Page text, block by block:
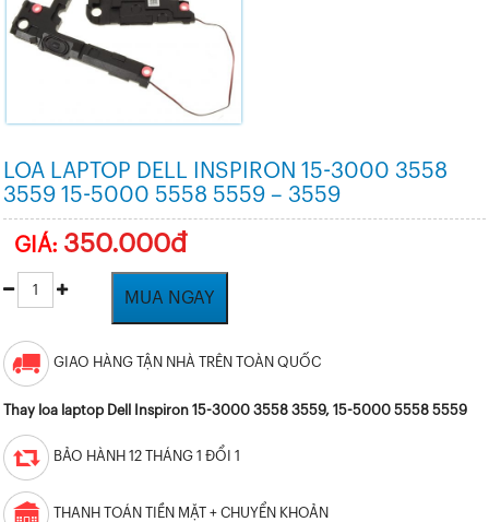
LOA LAPTOP DELL INSPIRON 15-3000 3558
3559 15-5000 5558 5559 – 3559
GIÁ: 350.000đ
MUA NGAY
GIAO HÀNG TẬN NHÀ TRÊN TOÀN QUỐC
Thay loa laptop Dell Inspiron 15-3000 3558 3559, 15-5000 5558 5559
BẢO HÀNH 12 THÁNG 1 ĐỔI 1
THANH TOÁN TIỀN MẶT + CHUYỂN KHOẢN